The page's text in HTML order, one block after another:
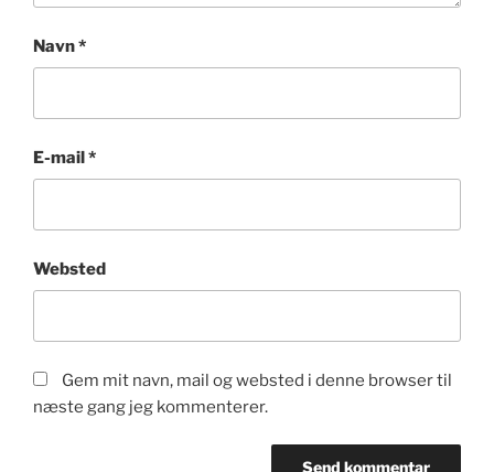
Navn*
E-mail*
Websted
Gem mit navn, mail og websted i denne browser til
næste gang jeg kommenterer.